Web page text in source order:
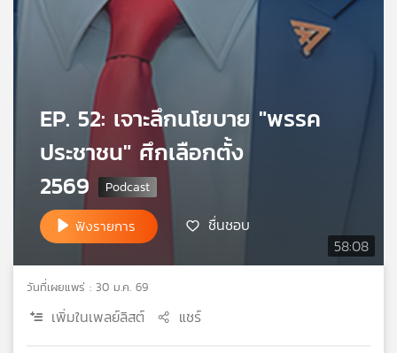
แผนที่
วิทยุ
ข่าย
58:08
EP. 52: เจาะลึกนโยบาย "พรรค
ประชาชน" ศึกเลือกตั้ง
2569
ฟังรายการ ชื่นชอบ
วันที่เผยแพร่ : 30 ม.ค. 69
เพิ่มในเพลย์ลิสต์ แชร์